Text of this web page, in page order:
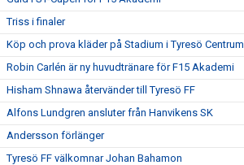
Triss i finaler
Köp och prova kläder på Stadium i Tyresö Centrum
Robin Carlén är ny huvudtränare för F15 Akademi
Hisham Shnawa återvänder till Tyresö FF
Alfons Lundgren ansluter från Hanvikens SK
Andersson förlänger
Tyresö FF välkomnar Johan Bahamon